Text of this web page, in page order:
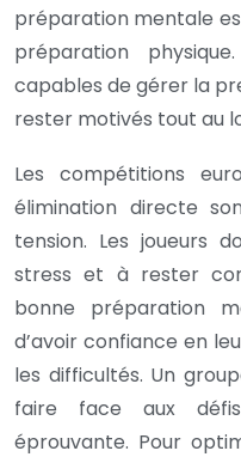
préparation mentale
préparation
capables de gérer la
rester motivés tout au
Les compétitions
élimination directe
tension. Les joueurs
stress et à rester
bonne préparation
d’avoir confiance en
les difficultés. Un
faire face aux
éprouvante. Pour